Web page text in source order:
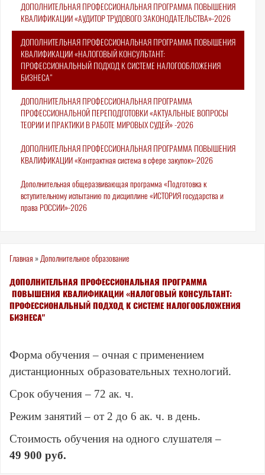
ДОПОЛНИТЕЛЬНАЯ ПРОФЕССИОНАЛЬНАЯ ПРОГРАММА ПОВЫШЕНИЯ
КВАЛИФИКАЦИИ «АУДИТОР ТРУДОВОГО ЗАКОНОДАТЕЛЬСТВА»-2026
ДОПОЛНИТЕЛЬНАЯ ПРОФЕССИОНАЛЬНАЯ ПРОГРАММА ПОВЫШЕНИЯ
КВАЛИФИКАЦИИ «НАЛОГОВЫЙ КОНСУЛЬТАНТ:
ПРОФЕССИОНАЛЬНЫЙ ПОДХОД К СИСТЕМЕ НАЛОГООБЛОЖЕНИЯ
БИЗНЕСА"
ДОПОЛНИТЕЛЬНАЯ ПРОФЕССИОНАЛЬНАЯ ПРОГРАММА
ПРОФЕССИОНАЛЬНОЙ ПЕРЕПОДГОТОВКИ «АКТУАЛЬНЫЕ ВОПРОСЫ
ТЕОРИИ И ПРАКТИКИ В РАБОТЕ МИРОВЫХ СУДЕЙ» -2026
ДОПОЛНИТЕЛЬНАЯ ПРОФЕССИОНАЛЬНАЯ ПРОГРАММА ПОВЫШЕНИЯ
КВАЛИФИКАЦИИ «Контрактная система в сфере закупок»-2026
Дополнительная общеразвивающая программа «Подготовка к
вступительному испытанию по дисциплине «ИСТОРИЯ государства и
права РОССИИ»-2026
Вы
здесь
Главная » Дополнительное образование
ДОПОЛНИТЕЛЬНАЯ ПРОФЕССИОНАЛЬНАЯ ПРОГРАММА
ПОВЫШЕНИЯ КВАЛИФИКАЦИИ «НАЛОГОВЫЙ КОНСУЛЬТАНТ:
ПРОФЕССИОНАЛЬНЫЙ ПОДХОД К СИСТЕМЕ НАЛОГООБЛОЖЕНИЯ
БИЗНЕСА"
Форма обучения – очная с применением
дистанционных образовательных технологий.
Срок обучения – 72 ак. ч.
Режим занятий – от 2 до 6 ак. ч. в день.
Стоимость обучения на одного слушателя –
49 900 руб.